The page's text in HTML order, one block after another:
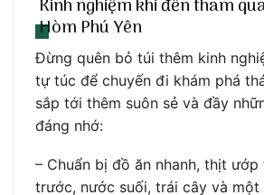
Kinh nghiệm khi đến tham
Hòm Phú Yên
Đừng quên bỏ túi thêm kinh
tự túc để chuyến đi khám phá
sắp tới thêm suôn sẻ và đầy
đáng nhớ:
– Chuẩn bị đồ ăn nhanh, thịt
trước, nước suối, trái cây và